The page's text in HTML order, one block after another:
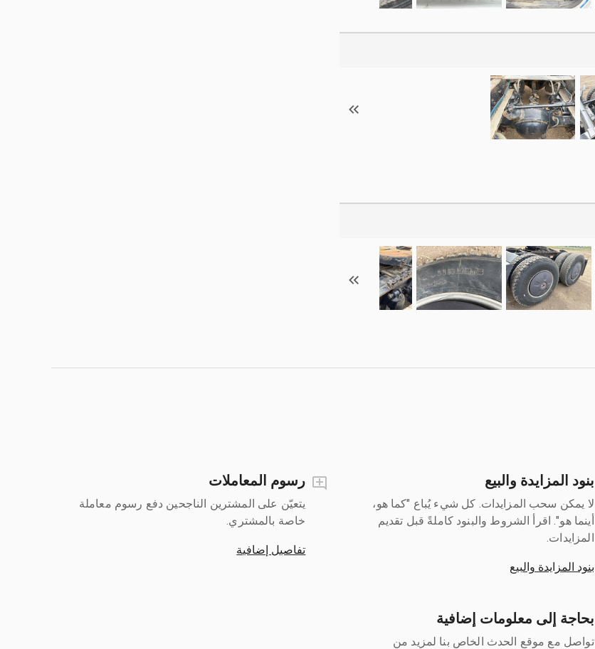
بنود المزايدة والبيع
لا يمكن سحب المزايدات. كل شيء يُباع "كما هو،
أينما هو". اقرأ الشروط والبنود كاملةً قبل تقديم
المزايدات.
بنود المزايدة والبيع
رسوم المعاملات
يتعيّن على المشترين الناجحين دفع رسوم معاملة
خاصة بالمشتري.
تفاصيل إضافية
بحاجة إلى معلومات إضافية
تواصل مع موقع الحدث الخاص بنا لمزيد من